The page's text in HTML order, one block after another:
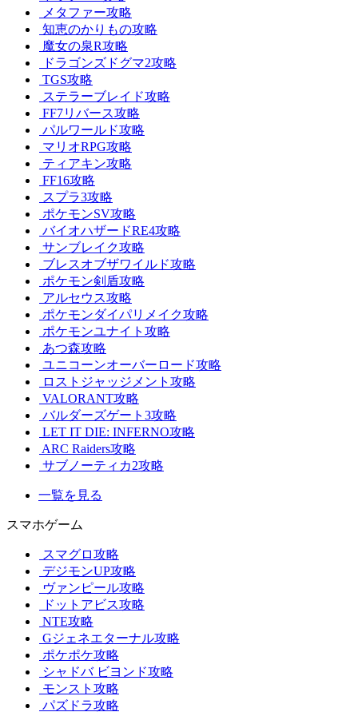
メタファー攻略
知恵のかりもの攻略
魔女の泉R攻略
ドラゴンズドグマ2攻略
TGS攻略
ステラーブレイド攻略
FF7リバース攻略
パルワールド攻略
マリオRPG攻略
ティアキン攻略
FF16攻略
スプラ3攻略
ポケモンSV攻略
バイオハザードRE4攻略
サンブレイク攻略
ブレスオブザワイルド攻略
ポケモン剣盾攻略
アルセウス攻略
ポケモンダイパリメイク攻略
ポケモンユナイト攻略
あつ森攻略
ユニコーンオーバーロード攻略
ロストジャッジメント攻略
VALORANT攻略
バルダーズゲート3攻略
LET IT DIE: INFERNO攻略
ARC Raiders攻略
サブノーティカ2攻略
一覧を見る
スマホゲーム
スマグロ攻略
デジモンUP攻略
ヴァンピール攻略
ドットアビス攻略
NTE攻略
Gジェネエターナル攻略
ポケポケ攻略
シャドバ ビヨンド攻略
モンスト攻略
パズドラ攻略